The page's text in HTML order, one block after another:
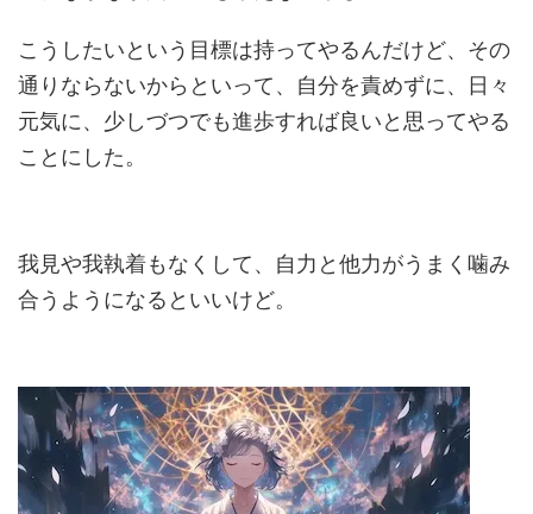
こうしたいという目標は持ってやるんだけど、その
通りならないからといって、自分を責めずに、日々
元気に、少しづつでも進歩すれば良いと思ってやる
ことにした。
我見や我執着もなくして、自力と他力がうまく噛み
合うようになるといいけど。